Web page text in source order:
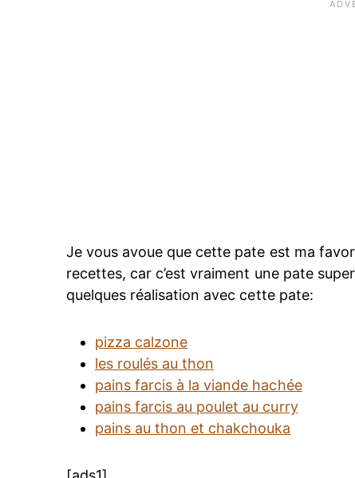
Je vous avoue que cette pate est ma
recettes, car c’est vraiment une pate
quelques réalisation avec cette pate:
pizza calzone
les roulés au thon
pains farcis à la viande hachée
pains farcis au poulet au curry
pains au thon et chakchouka